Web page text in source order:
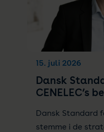
15. juli 2026
Dansk
CENELEC’s
Dansk Standard
stemme i de